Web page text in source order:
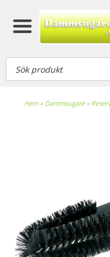
Hem» Dammsugare»